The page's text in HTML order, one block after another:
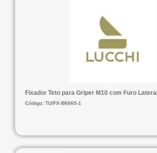
Fixador Teto para Griper M10 com Furo Lateral
Código: TU/FX-B6065-1